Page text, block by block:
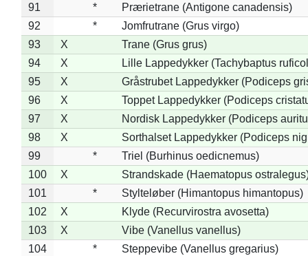
91
*
Prærietrane (Antigone canadensis)
92
*
Jomfrutrane (Grus virgo)
93
X
Trane (Grus grus)
94
X
Lille Lappedykker (Tachybaptus
95
X
Gråstrubet Lappedykker (Podiceps
96
X
Toppet Lappedykker (Podiceps
97
X
Nordisk Lappedykker (Podiceps
98
X
Sorthalset Lappedykker (Podiceps
99
*
Triel (Burhinus oedicnemus)
100
X
Strandskade (Haematopus
101
*
Stylteløber (Himantopus himantopus)
102
X
Klyde (Recurvirostra avosetta)
103
X
Vibe (Vanellus vanellus)
104
* Steppevibe (Vanellus gregarius)